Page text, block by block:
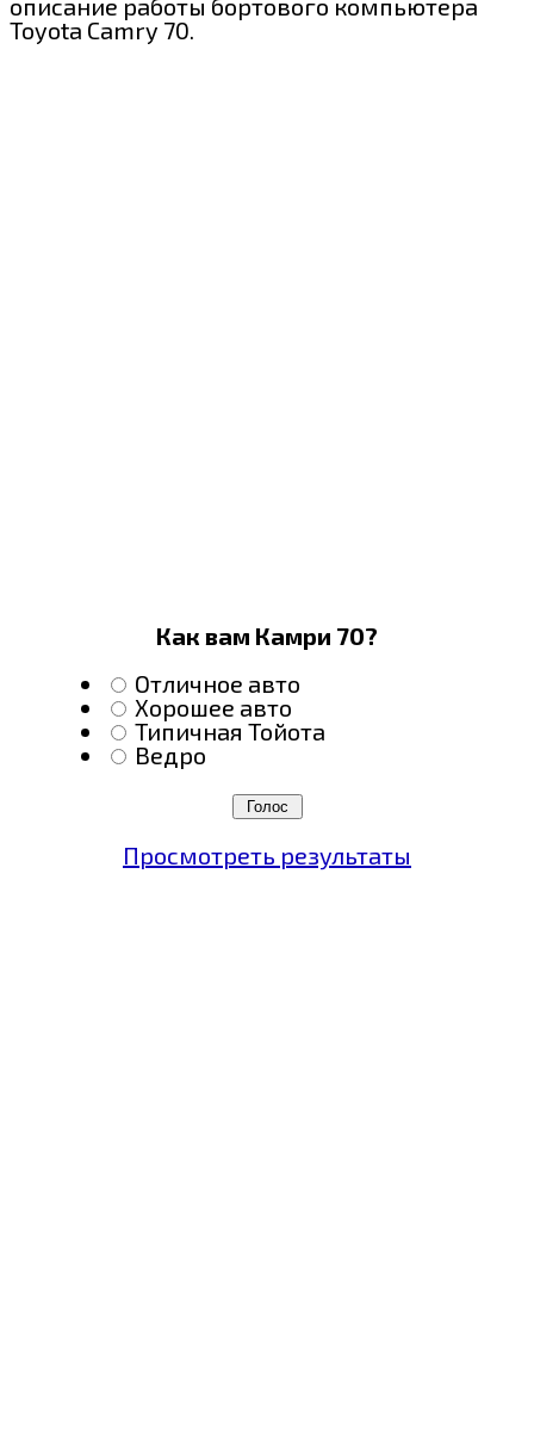
Toyota Camry 70.
Как вам Камри 70?
Отличное авто
Хорошее авто
Типичная Тойота
Ведро
Просмотреть результаты